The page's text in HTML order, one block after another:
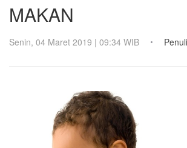
MAKAN
Senin, 04 Maret 2019 | 09:34 WIB